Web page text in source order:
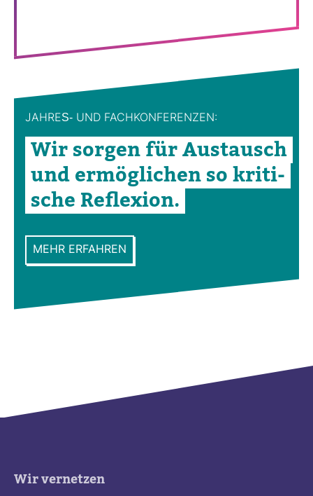
JAHRES-​ UND FACH­KON­FE­RENZEN:
Wir sorgen für Aus­tausch
und ermög­li­chen so kri­ti­
sche Refle­xion.
MEHR ERFAHREN
Wir vernetzen